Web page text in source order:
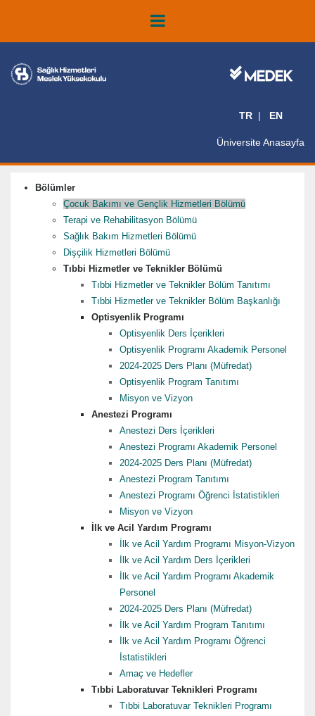
TR EN
Üniversite Anasayfa
Bölümler
Çocuk Bakımı ve Gençlik Hizmetleri Bölümü
Terapi ve Rehabilitasyon Bölümü
Sağlık Bakım Hizmetleri Bölümü
Dişçilik Hizmetleri Bölümü
Tıbbi Hizmetler ve Teknikler Bölümü
Tıbbi Hizmetler ve Teknikler Bölüm Tanıtımı
Tıbbi Hizmetler ve Teknikler Bölüm Başkanlığı
Optisyenlik Programı
Optisyenlik Ders İçerikleri
Optisyenlik Programı Akademik Personel
2024-2025 Ders Planı (Müfredat)
Optisyenlik Program Tanıtımı
Misyon ve Vizyon
Anestezi Programı
Anestezi Ders İçerikleri
Anestezi Programı Akademik Personel
2024-2025 Ders Planı (Müfredat)
Anestezi Program Tanıtımı
Anestezi Programı Öğrenci İstatistikleri
Misyon ve Vizyon
İlk ve Acil Yardım Programı
İlk ve Acil Yardım Programı Misyon-Vizyon
İlk ve Acil Yardım Ders İçerikleri
İlk ve Acil Yardım Programı Akademik
Personel
2024-2025 Ders Planı (Müfredat)
İlk ve Acil Yardım Program Tanıtımı
İlk ve Acil Yardım Programı Öğrenci
İstatistikleri
Amaç ve Hedefler
Tıbbi Laboratuvar Teknikleri Programı
Tıbbi Laboratuvar Teknikleri Programı